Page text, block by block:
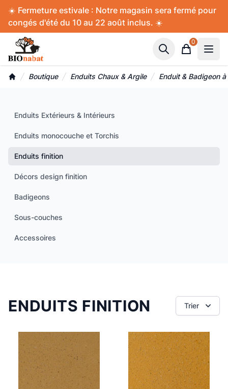
Accès au contenu
☀️ Fermeture estivale : Notre magasin sera fermé pour
congés d'été du 10 au 22 août inclus. ☀️
Panier
0
Boutique Enduits Chaux & Argile Enduit & Badigeon
Enduits Extérieurs & Intérieurs
Enduits monocouche et Torchis
Enduits finition
Décors design finition
Badigeons
Sous-couches
Accessoires
ENDUITS FINITION Trier
Panneau de gestion des cookies